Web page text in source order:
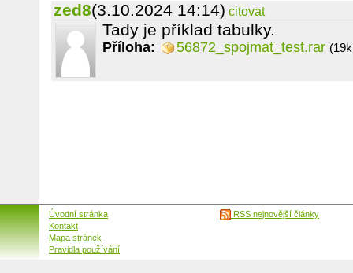
zed8(3.10.2024 14:14) citovat
Tady je příklad tabulky.
Příloha: 56872_spojmat_test.rar
Úvodní stránka
Kontakt
Mapa stránek
Pravidla používání
RSS nejnovější články